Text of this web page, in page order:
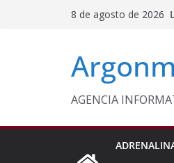
8 de agosto de 2026
AGENCIA